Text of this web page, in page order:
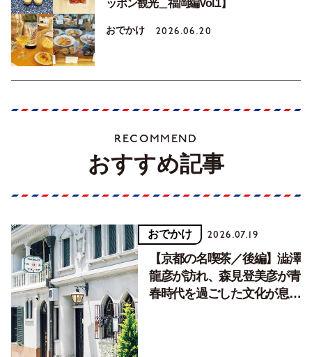
ッポン観光＿福岡編Vol.1】
おでかけ 2026.06.20
RECOMMEND
おすすめ記事
おでかけ 2026.07.19
【京都の名喫茶／後編】澁澤
龍彦が訪れ、森見登美彦が青
春時代を過ごした文化が息づ